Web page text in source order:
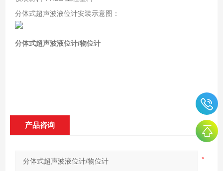
分体式超声波液位计安装示意图：
分体式超声波液位计/物位计
产品咨询